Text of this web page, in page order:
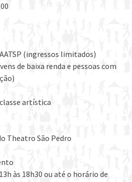
(ingressos limitados)
de baixa renda e pessoas com
artística
Theatro São Pedro
às 18h30 ou até o horário de